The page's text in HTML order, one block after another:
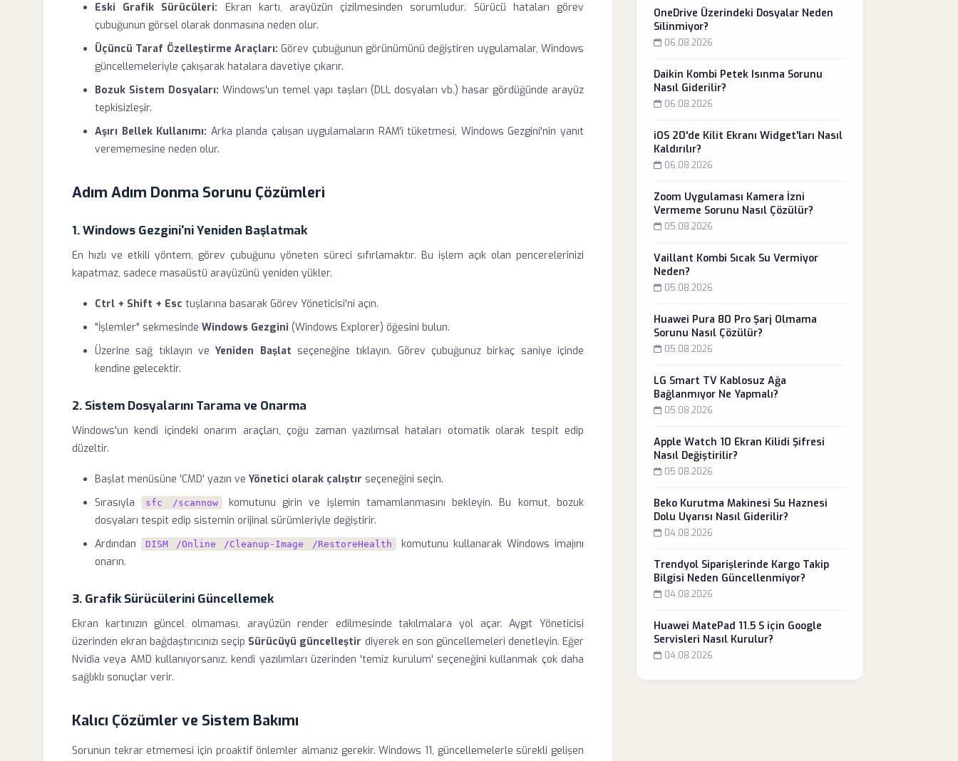
Eski Grafik Sürücüleri: Ekran kartı, arayüzün çizilmesinden sorumludur. Sürücü hataları görev
çubuğunun görsel olarak donmasına neden olur.
Üçüncü Taraf Özelleştirme Araçları: Görev çubuğunun görünümünü değiştiren uygulamalar, Windows
güncellemeleriyle çakışarak hatalara davetiye çıkarır.
Bozuk Sistem Dosyaları: Windows'un temel yapı taşları (DLL dosyaları vb.) hasar gördüğünde arayüz
tepkisizleşir.
Aşırı Bellek Kullanımı: Arka planda çalışan uygulamaların RAM'i tüketmesi, Windows Gezgini'nin yanıt
verememesine neden olur.
Adım Adım Donma Sorunu Çözümleri
1. Windows Gezgini'ni Yeniden Başlatmak
En hızlı ve etkili yöntem, görev çubuğunu yöneten süreci sıfırlamaktır. Bu işlem açık olan pencerelerinizi
kapatmaz, sadece masaüstü arayüzünü yeniden yükler.
Ctrl + Shift + Esc tuşlarına basarak Görev Yöneticisi'ni açın.
"İşlemler" sekmesinde Windows Gezgini (Windows Explorer) öğesini bulun.
Üzerine sağ tıklayın veYeniden Başlat seçeneğine tıklayın. Görev çubuğunuz birkaç saniye içinde
kendine gelecektir.
2. Sistem Dosyalarını Tarama ve Onarma
Windows'un kendi içindeki onarım araçları, çoğu zaman yazılımsal hataları otomatik olarak tespit edip
düzeltir.
Başlat menüsüne 'CMD' yazın ve Yönetici olarak çalıştır seçeneğini seçin.
Sırasıyla
sfc /scannow
komutunu girin ve işlemin tamamlanmasını bekleyin. Bu komut, bozuk
dosyaları tespit edip sistemin orijinal sürümleriyle değiştirir.
Ardından
DISM /Online /Cleanup-Image /RestoreHealth
komutunu kullanarak Windows imajını
onarın.
3. Grafik Sürücülerini Güncellemek
Ekran kartınızın güncel olmaması, arayüzün render edilmesinde takılmalara yol açar. Aygıt Yöneticisi
üzerinden ekran bağdaştırıcınızı seçip Sürücüyü güncelleştir diyerek en son güncellemeleri denetleyin. Eğer
Nvidia veya AMD kullanıyorsanız, kendi yazılımları üzerinden 'temiz kurulum' seçeneğini kullanmak çok daha
sağlıklı sonuçlar verir.
Kalıcı Çözümler ve Sistem Bakımı
Sorunun tekrar etmemesi için proaktif önlemler almanız gerekir. Windows 11, güncellemelerle sürekli gelişen
OneDrive Üzerindeki Dosyalar Neden
Silinmiyor?
06.08.2026
Daikin Kombi Petek Isınma Sorunu
Nasıl Giderilir?
06.08.2026
iOS 20'de Kilit Ekranı Widget'ları Nasıl
Kaldırılır?
06.08.2026
Zoom Uygulaması Kamera İzni
Vermeme Sorunu Nasıl Çözülür?
05.08.2026
Vaillant Kombi Sıcak Su Vermiyor
Neden?
05.08.2026
Huawei Pura 80 Pro Şarj Olmama
Sorunu Nasıl Çözülür?
05.08.2026
LG Smart TV Kablosuz Ağa
Bağlanmıyor Ne Yapmalı?
05.08.2026
Apple Watch 10 Ekran Kilidi Şifresi
Nasıl Değiştirilir?
05.08.2026
Beko Kurutma Makinesi Su Haznesi
Dolu Uyarısı Nasıl Giderilir?
04.08.2026
Trendyol Siparişlerinde Kargo Takip
Bilgisi Neden Güncellenmiyor?
04.08.2026
Huawei MatePad 11.5 S için Google
Servisleri Nasıl Kurulur?
04.08.2026